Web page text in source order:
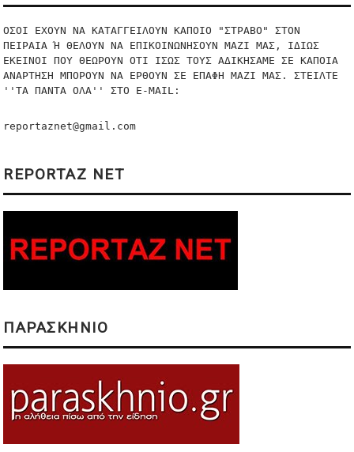
ΟΣΟΙ ΕΧΟΥΝ ΝΑ ΚΑΤΑΓΓΕΙΛΟΥΝ ΚΑΠΟΙΟ "ΣΤΡΑΒΟ" ΣΤΟΝ
ΠΕΙΡΑΙΑ Ή ΘΕΛΟΥΝ ΝΑ ΕΠΙΚΟΙΝΩΝΗΣΟΥΝ ΜΑΖΙ ΜΑΣ, ΙΔΙΩΣ
ΕΚΕΙΝΟΙ ΠΟΥ ΘΕΩΡΟΥΝ ΟΤΙ ΙΣΩΣ ΤΟΥΣ ΑΔΙΚΗΣΑΜΕ ΣΕ ΚΑΠΟΙΑ
ΑΝΑΡΤΗΣΗ ΜΠΟΡΟΥΝ ΝΑ ΕΡΘΟΥΝ ΣΕ ΕΠΑΦΗ ΜΑΖΙ ΜΑΣ. ΣΤΕΙΛΤΕ
''ΤΑ ΠΑΝΤΑ ΟΛΑ'' ΣΤO E-MAIL:
reportaznet@gmail.com
REPORTAZ NET
ΠΑΡΑΣΚΗΝΙΟ